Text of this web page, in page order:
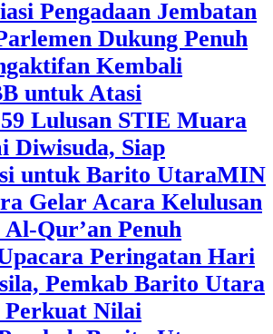
Pengadaan Jembatan
Dukung Penuh
Kembali
untuk Atasi
Lulusan STIE Muara
Diwisuda, Siap
untuk Barito UtaraMIN
Gelar Acara Kelulusan
Qur’an Penuh
Peringatan Hari
Pemkab Barito Utara
Nilai